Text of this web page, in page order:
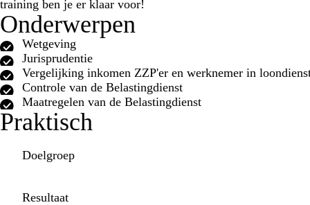
training ben je er klaar voor!
Onderwerpen
Wetgeving
Jurisprudentie
Vergelijking inkomen ZZP'er en werknemer in
Controle van de Belastingdienst
Maatregelen van de Belastingdienst
Praktisch
Doelgroep
Resultaat